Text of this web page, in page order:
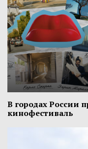
В городах России
кинофестиваль